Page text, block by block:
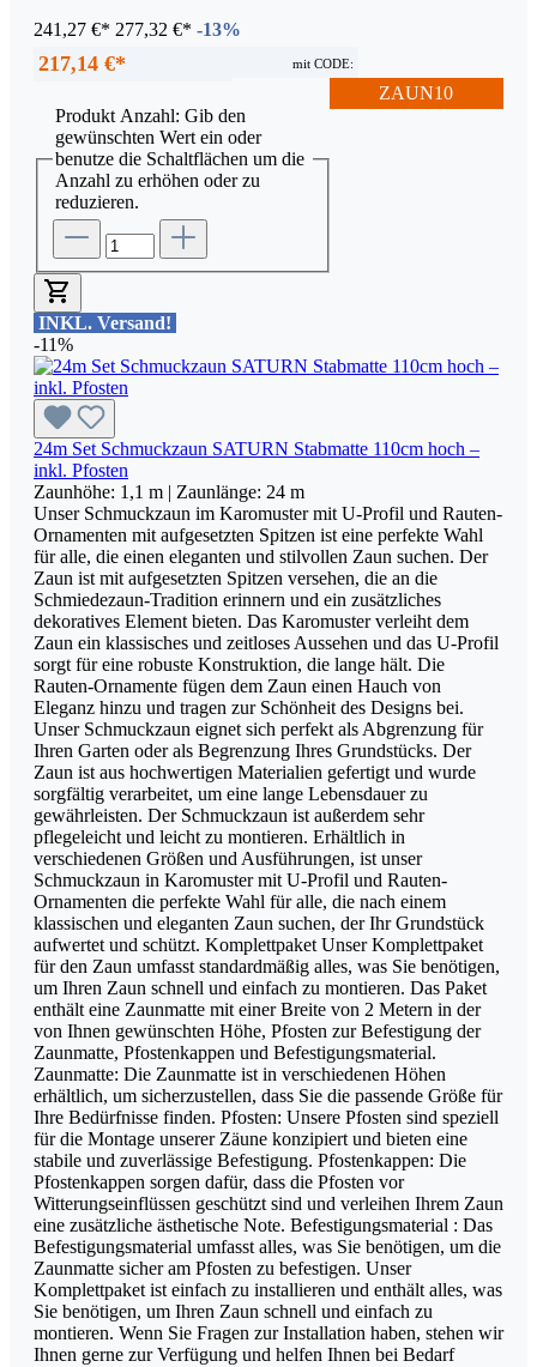
241,27 €* 277,32 €* -13%
217,14 €* mit CODE:
ZAUN10
Produkt Anzahl: Gib den
gewünschten Wert ein oder
benutze die Schaltflächen um die
Anzahl zu erhöhen oder zu
reduzieren.
INKL. Versand!
-11%
24m Set Schmuckzaun SATURN Stabmatte 110cm hoch –
inkl. Pfosten
Zaunhöhe: 1,1 m | Zaunlänge: 24 m
Unser Schmuckzaun im Karomuster mit U-Profil und Rauten-
Ornamenten mit aufgesetzten Spitzen ist eine perfekte Wahl
für alle, die einen eleganten und stilvollen Zaun suchen. Der
Zaun ist mit aufgesetzten Spitzen versehen, die an die
Schmiedezaun-Tradition erinnern und ein zusätzliches
dekoratives Element bieten. Das Karomuster verleiht dem
Zaun ein klassisches und zeitloses Aussehen und das U-Profil
sorgt für eine robuste Konstruktion, die lange hält. Die
Rauten-Ornamente fügen dem Zaun einen Hauch von
Eleganz hinzu und tragen zur Schönheit des Designs bei.
Unser Schmuckzaun eignet sich perfekt als Abgrenzung für
Ihren Garten oder als Begrenzung Ihres Grundstücks. Der
Zaun ist aus hochwertigen Materialien gefertigt und wurde
sorgfältig verarbeitet, um eine lange Lebensdauer zu
gewährleisten. Der Schmuckzaun ist außerdem sehr
pflegeleicht und leicht zu montieren. Erhältlich in
verschiedenen Größen und Ausführungen, ist unser
Schmuckzaun in Karomuster mit U-Profil und Rauten-
Ornamenten die perfekte Wahl für alle, die nach einem
klassischen und eleganten Zaun suchen, der Ihr Grundstück
aufwertet und schützt. Komplettpaket Unser Komplettpaket
für den Zaun umfasst standardmäßig alles, was Sie benötigen,
um Ihren Zaun schnell und einfach zu montieren. Das Paket
enthält eine Zaunmatte mit einer Breite von 2 Metern in der
von Ihnen gewünschten Höhe, Pfosten zur Befestigung der
Zaunmatte, Pfostenkappen und Befestigungsmaterial.
Zaunmatte: Die Zaunmatte ist in verschiedenen Höhen
erhältlich, um sicherzustellen, dass Sie die passende Größe für
Ihre Bedürfnisse finden. Pfosten: Unsere Pfosten sind speziell
für die Montage unserer Zäune konzipiert und bieten eine
stabile und zuverlässige Befestigung. Pfostenkappen: Die
Pfostenkappen sorgen dafür, dass die Pfosten vor
Witterungseinflüssen geschützt sind und verleihen Ihrem Zaun
eine zusätzliche ästhetische Note. Befestigungsmaterial : Das
Befestigungsmaterial umfasst alles, was Sie benötigen, um die
Zaunmatte sicher am Pfosten zu befestigen. Unser
Komplettpaket ist einfach zu installieren und enthält alles, was
Sie benötigen, um Ihren Zaun schnell und einfach zu
montieren. Wenn Sie Fragen zur Installation haben, stehen wir
Ihnen gerne zur Verfügung und helfen Ihnen bei Bedarf